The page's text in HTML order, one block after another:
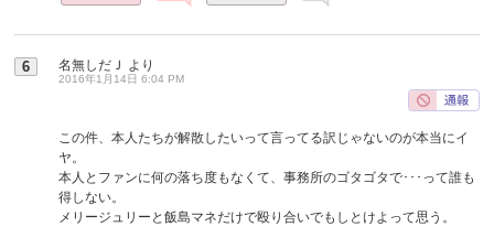
6 名無しだＪ より
2016年1月14日 6:04 PM
この件、本人たちが解散したいって言ってる訳じゃないのが本当にイ
ヤ。
本人とファンに何の落ち度もなくて、事務所のゴタゴタで･･･って誰も
得しない。
メリージュリーと飯島マネだけで殴り合いでもしとけよって思う。